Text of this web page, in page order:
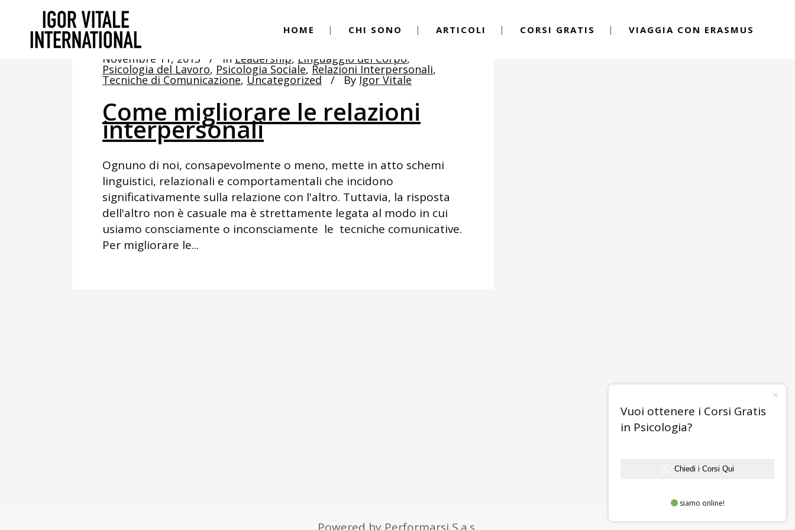
HOME CHI SONO ARTICOLI CORSI GRATIS VIAGGIA CON ERASMUS
Novembre 11, 2013 In Leadership, Linguaggio del Corpo,
Psicologia del Lavoro, Psicologia Sociale, Relazioni Interpersonali,
Tecniche di Comunicazione, Uncategorized By Igor Vitale
Come migliorare le relazioni
interpersonali
Ognuno di noi, consapevolmente o meno, mette in atto schemi
linguistici, relazionali e comportamentali che incidono
significativamente sulla relazione con l'altro. Tuttavia, la risposta
dell'altro non è casuale ma è strettamente legata al modo in cui
usiamo consciamente o inconsciamente le tecniche comunicative.
Per migliorare le...
Vuoi ottenere i Corsi Gratis
in Psicologia?
Chiedi i Corsi Qui
siamo online!